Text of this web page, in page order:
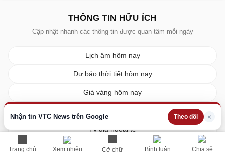
Trang chủ Xem nhiều Cỡ chữ Bình luận Chia sẻ
Nhận tin VTC News trên Google Theo dõi ×
THÔNG TIN HỮU ÍCH
Cập nhật nhanh các thông tin được quan tâm mỗi ngày
Lịch âm hôm nay
Dự báo thời tiết hôm nay
Giá vàng hôm nay
Tỷ giá ngoại tệ
Giá xe ô tô